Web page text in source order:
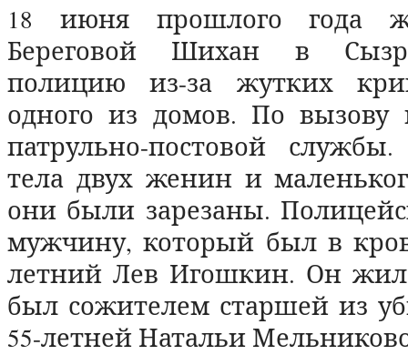
18 июня прошлого года
Береговой Шихан в
полицию из-за жутких
одного из домов. По вызову
патрульно-постовой
тела двух женин и
они были зарезаны.
мужчину, который был в
летний Лев Игошкин. Он
был сожителем старшей из
55-летней Натальи